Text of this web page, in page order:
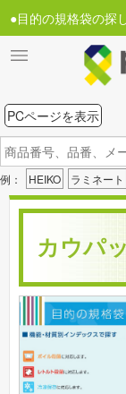
●目的の規格袋の探
PCページを表示
例： HEIKO ラミネート
カウパ